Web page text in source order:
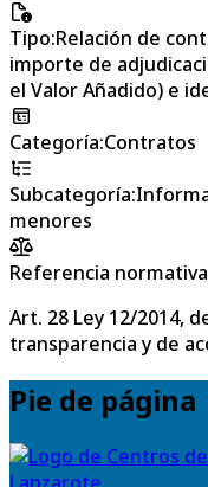
Tipo:Relación de
importe de
el Valor Añadido) e
Categoría:Contratos
Subcategoría:
menores
Referencia
Art. 28 Ley 12/2014,
transparencia y de
Pie de página